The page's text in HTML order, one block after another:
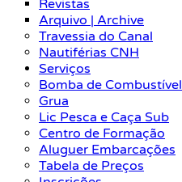
Revistas
Arquivo | Archive
Travessia do Canal
Nautiférias CNH
Serviços
Bomba de Combustível
Grua
Lic Pesca e Caça Sub
Centro de Formação
Aluguer Embarcações
Tabela de Preços